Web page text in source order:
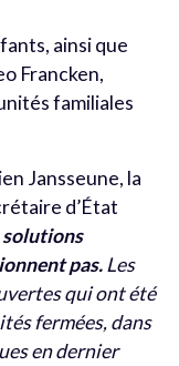
ainsi que
Francken,
familiales
Jansseune, la
d’État
solutions
pas.Les
qui ont été
fermées, dans
en dernier